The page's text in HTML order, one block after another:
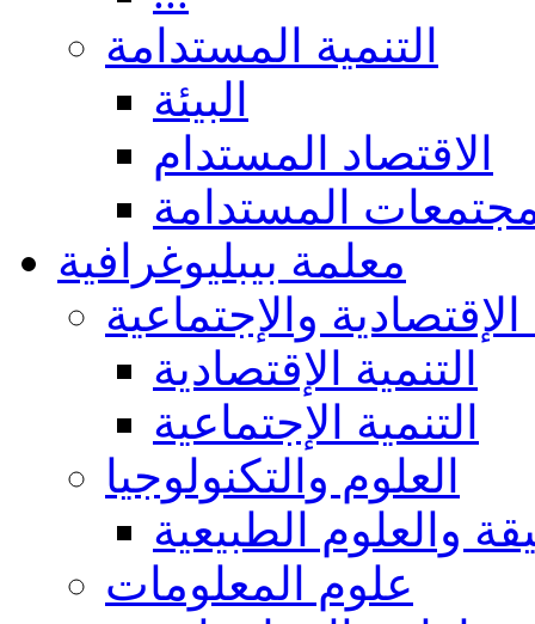
التنمية المستدامة
البيئة
الاقتصاد المستدام
المستدامة
معلمة بيبليوغرافية
الإقتصادية والإجتماعية
التنمية الإقتصادية
التنمية الإجتماعية
العلوم والتكنولوجيا
والعلوم الطبيعية
علوم المعلومات